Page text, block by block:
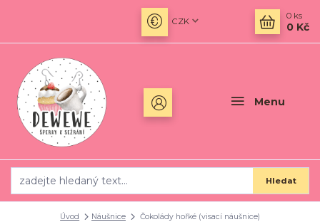
Menu
CZK
Hledat
0 ks
0 Kč
Úvod Náušnice Čokolády hořké (visací náušnice)